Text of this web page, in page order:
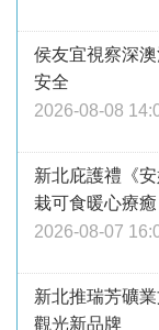
侯友宜視察深
安全
2026-08-08
新北庇護禮《
栽可食暖心療癒
2026-08-07
新北推瑞芳礦
觀光新品牌